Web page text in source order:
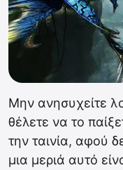
Μην ανησυχείτε
θέλετε να το
την ταινία, αφού
μια μεριά αυτό